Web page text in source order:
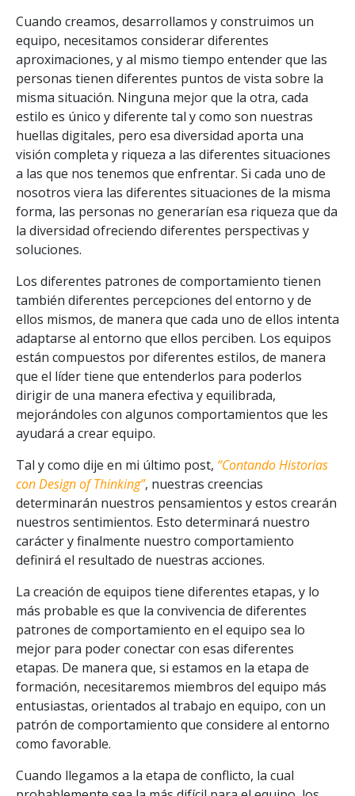
Cuando creamos, desarrollamos y construimos un
equipo, necesitamos considerar diferentes
aproximaciones, y al mismo tiempo entender que las
personas tienen diferentes puntos de vista sobre la
misma situación. Ninguna mejor que la otra, cada
estilo es único y diferente tal y como son nuestras
huellas digitales, pero esa diversidad aporta una
visión completa y riqueza a las diferentes situaciones
a las que nos tenemos que enfrentar. Si cada uno de
nosotros viera las diferentes situaciones de la misma
forma, las personas no generarían esa riqueza que da
la diversidad ofreciendo diferentes perspectivas y
soluciones.
Los diferentes patrones de comportamiento tienen
también diferentes percepciones del entorno y de
ellos mismos, de manera que cada uno de ellos intenta
adaptarse al entorno que ellos perciben. Los equipos
están compuestos por diferentes estilos, de manera
que el líder tiene que entenderlos para poderlos
dirigir de una manera efectiva y equilibrada,
mejorándoles con algunos comportamientos que les
ayudará a crear equipo.
Tal y como dije en mi último post, “Contando Historias
con Design of Thinking”, nuestras creencias
determinarán nuestros pensamientos y estos crearán
nuestros sentimientos. Esto determinará nuestro
carácter y finalmente nuestro comportamiento
definirá el resultado de nuestras acciones.
La creación de equipos tiene diferentes etapas, y lo
más probable es que la convivencia de diferentes
patrones de comportamiento en el equipo sea lo
mejor para poder conectar con esas diferentes
etapas. De manera que, si estamos en la etapa de
formación, necesitaremos miembros del equipo más
entusiastas, orientados al trabajo en equipo, con un
patrón de comportamiento que considere al entorno
como favorable.
Cuando llegamos a la etapa de conflicto, la cual